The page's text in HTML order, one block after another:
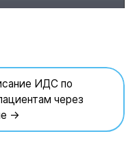
ИДС по
через
→